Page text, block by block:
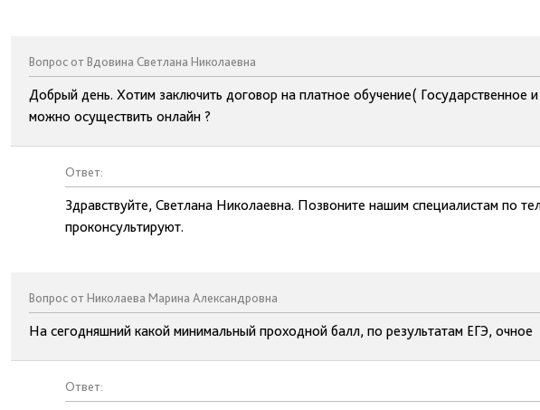
Вопрос от Вдовина Светлана Николаевна
Добрый день. Хотим заключить договор на платное обучение( Государственное
можно осуществить онлайн ?
Ответ:
Здравствуйте, Светлана Николаевна. Позвоните нашим специалистам по
проконсультируют.
Вопрос от Николаева Марина Александровна
На сегодняшний какой минимальный проходной балл, по результатам ЕГЭ, очное
Ответ: